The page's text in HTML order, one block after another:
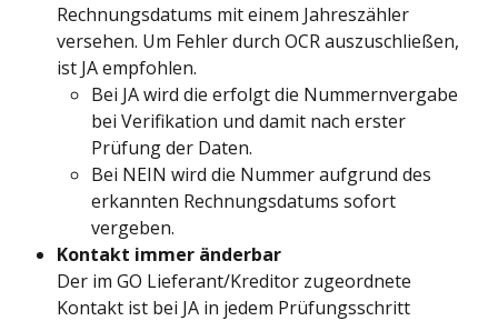
Rechnungsdatums mit einem Jahreszähler
versehen. Um Fehler durch OCR auszuschließen,
ist JA empfohlen.
Bei JA wird die erfolgt die Nummernvergabe
bei Verifikation und damit nach erster
Prüfung der Daten.
Bei NEIN wird die Nummer aufgrund des
erkannten Rechnungsdatums sofort
vergeben.
Kontakt immer änderbar
Der im GO Lieferant/Kreditor zugeordnete
Kontakt ist bei JA in jedem Prüfungsschritt